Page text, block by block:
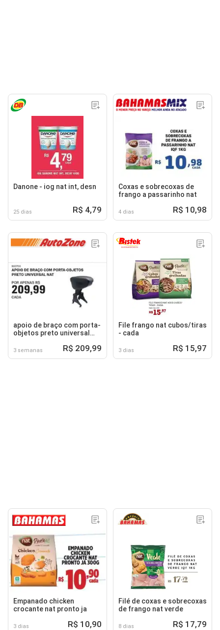
Danone - iog nat int, desn
25 dias R$ 4,79
Coxas e sobrecoxas de
frango a passarinho nat
4 dias R$ 10,98
apoio de braço com porta-
objetos preto universal
3 semanas R$ 209,99
File frango nat cubos/tiras
- cada
3 dias R$ 15,97
Empanado chicken
crocante nat pronto ja
3 dias R$ 10,90
Filé de coxas e sobrecoxas
de frango nat verde
8 dias R$ 17,79